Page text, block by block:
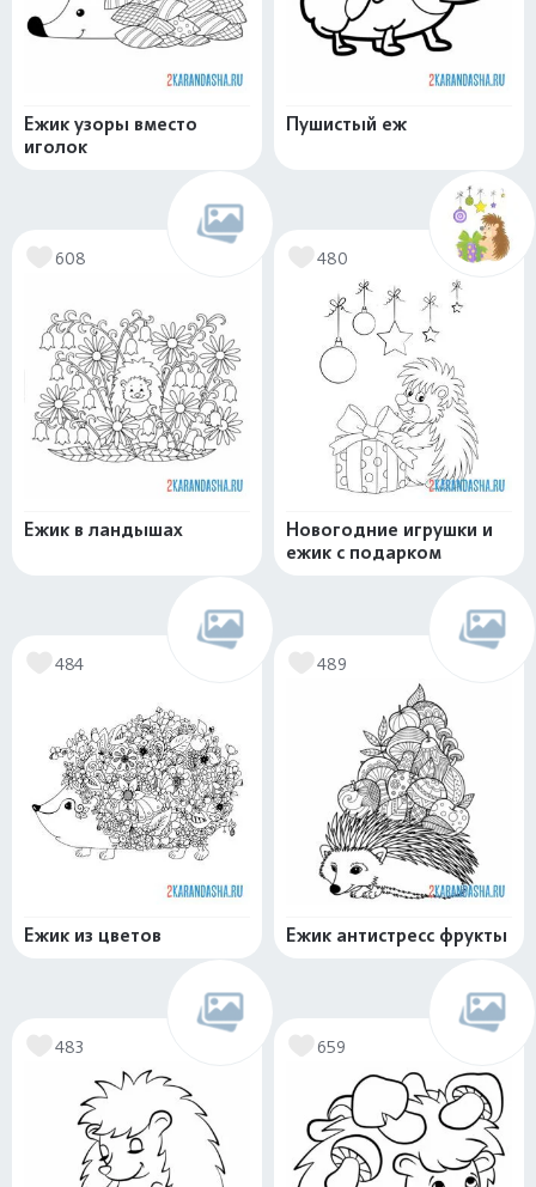
Ежик узоры вместо
иголок
Пушистый еж
608
Ежик в ландышах
480
Новогодние игрушки и
ежик с подарком
484
Ежик из цветов
489
Ежик антистресс фрукты
483 659